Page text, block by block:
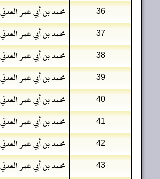
36 محمد بن أبي عمر العدني
37 محمد بن أبي عمر العدني
38 محمد بن أبي عمر العدني
39 محمد بن أبي عمر العدني
40 محمد بن أبي عمر العدني
41 محمد بن أبي عمر العدني
42 محمد بن أبي عمر العدني
43 محمد بن أبي عمر العدني